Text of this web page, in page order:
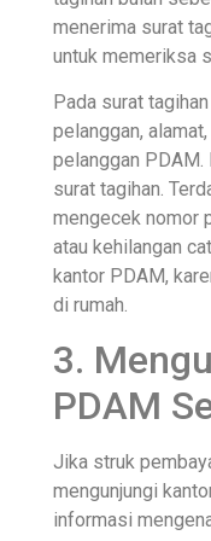
menerima surat
untuk memeriksa
Pada surat
pelanggan,
pelanggan PDAM.
surat tagihan.
mengecek nomor
atau kehilangan
kantor PDAM,
di rumah.
3.
PDAM
Jika struk
mengunjungi
informasi